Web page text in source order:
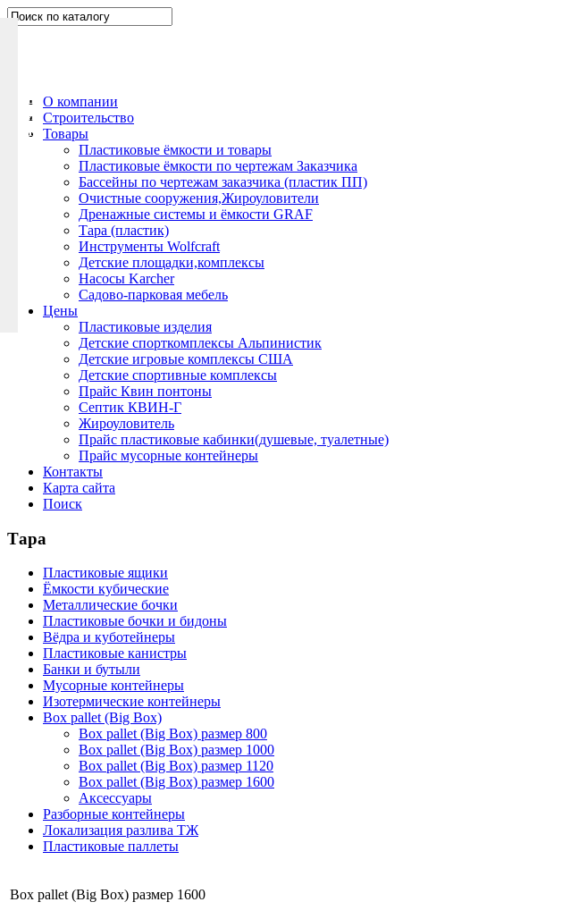
О компании
Строительство
Товары
Пластиковые ёмкости и товары
Пластиковые ёмкости по чертежам Заказчика
Бассейны по чертежам заказчика (пластик ПП)
Очистные сооружения,Жироуловители
Дренажные системы и ёмкости GRAF
Тара (пластик)
Инструменты Wolfcraft
Детские площадки,комплексы
Насосы Karcher
Садово-парковая мебель
Цены
Пластиковые изделия
Детские спорткомплексы Альпинистик
Детские игровые комплексы США
Детские спортивные комплексы
Прайс Квин понтоны
Септик КВИН-Г
Жироуловитель
Прайс пластиковые кабинки(душевые, туалетные)
Прайс мусорные контейнеры
Контакты
Карта сайта
Поиск
Тара
Пластиковые ящики
Ёмкости кубические
Металлические бочки
Пластиковые бочки и бидоны
Вёдра и куботейнеры
Пластиковые канистры
Банки и бутыли
Мусорные контейнеры
Изотермические контейнеры
Box pallet (Big Box)
Box pallet (Big Box) размер 800
Box pallet (Big Box) размер 1000
Box pallet (Big Box) размер 1120
Box pallet (Big Box) размер 1600
Аксессуары
Разборные контейнеры
Локализация разлива ТЖ
Пластиковые паллеты
ш
и
т
Box pallet (Big Box) размер 1600